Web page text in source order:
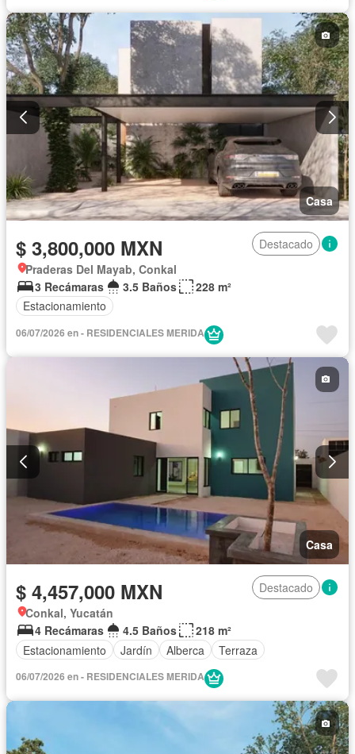
Casa
$ 3,800,000 MXN
Destacado
Praderas Del Mayab, Conkal
3 Recámaras
3.5 Baños
228 m²
Estacionamiento
06/07/2026 en - RESIDENCIALES MERIDA
Casa
$ 4,457,000 MXN
Destacado
Conkal, Yucatán
4 Recámaras
4.5 Baños
218 m²
Estacionamiento
Jardín Alberca Terraza
06/07/2026 en - RESIDENCIALES MERIDA